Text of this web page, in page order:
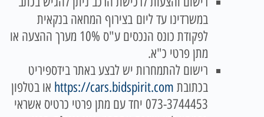
במשרדינו עד ליום בצירוף המחאה בנקאית
לפקודת כונס הנכסים ע"ס 10% מערך ההצעה או
מתן פרטי כ"א.
רישום להתמחרות יש לבצע באתר בידספיריט
בכתובת https://cars.bidspirit.com או בטלפון
073-3744453 יחד עם מתן פרטי כרטיס אשראי